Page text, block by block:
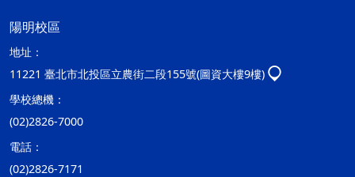
陽明校區
地址：
11221 臺北市北投區立農街二段155號(圖資大樓9樓)
學校總機：
(02)2826-7000
電話：
(02)2826-7171